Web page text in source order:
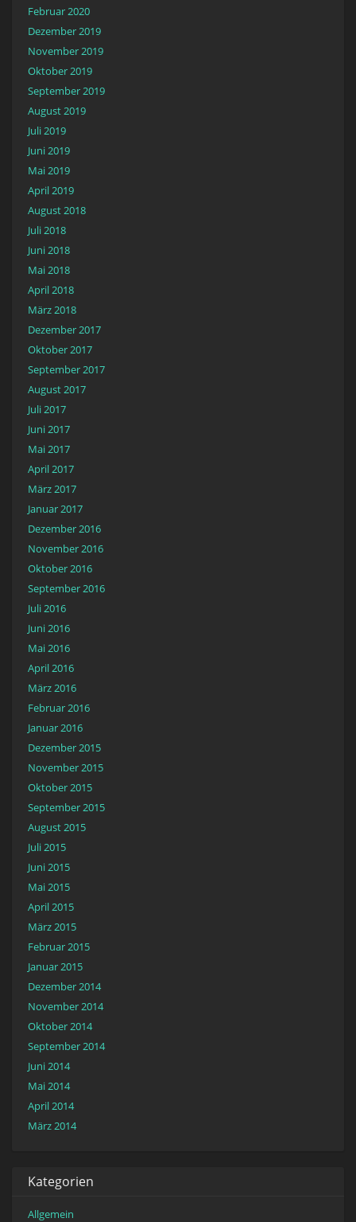
Februar 2020
Dezember 2019
November 2019
Oktober 2019
September 2019
August 2019
Juli 2019
Juni 2019
Mai 2019
April 2019
August 2018
Juli 2018
Juni 2018
Mai 2018
April 2018
März 2018
Dezember 2017
Oktober 2017
September 2017
August 2017
Juli 2017
Juni 2017
Mai 2017
April 2017
März 2017
Januar 2017
Dezember 2016
November 2016
Oktober 2016
September 2016
Juli 2016
Juni 2016
Mai 2016
April 2016
März 2016
Februar 2016
Januar 2016
Dezember 2015
November 2015
Oktober 2015
September 2015
August 2015
Juli 2015
Juni 2015
Mai 2015
April 2015
März 2015
Februar 2015
Januar 2015
Dezember 2014
November 2014
Oktober 2014
September 2014
Juni 2014
Mai 2014
April 2014
März 2014
Kategorien
Allgemein